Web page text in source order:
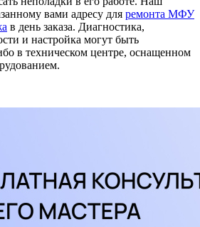
вами адресу для ремонта МФУ
в день заказа. Диагностика,
и настройка могут быть
в техническом центре, оснащенном